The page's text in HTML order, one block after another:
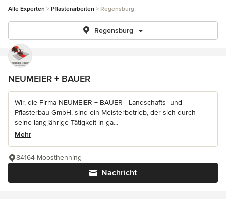
Alle Experten Pflasterarbeiten Regensburg
Regensburg
NEUMEIER + BAUER
Wir, die Firma NEUMEIER + BAUER - Landschafts- und
Pflasterbau GmbH, sind ein Meisterbetrieb, der sich durch
seine langjährige Tätigkeit in ga...
Mehr
Nachricht
84164 Moosthenning